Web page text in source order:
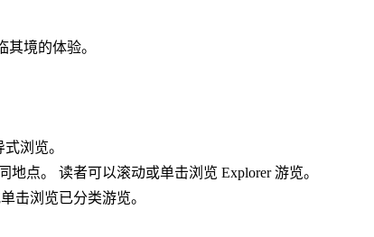
境的体验。
浏览。
点。 读者可以滚动或单击浏览 Explorer 游览。
击浏览已分类游览。